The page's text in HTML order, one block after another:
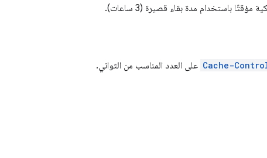
باستخدام مدة بقاء قصيرة (3 ساعات).
Cache- على العدد المناسب من الثواني.